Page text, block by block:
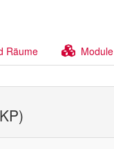
Räume Module